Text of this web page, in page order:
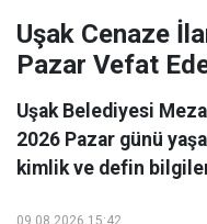
Uşak Cenaze
Pazar Vefat
Uşak Belediyesi
2026 Pazar günü
kimlik ve defin
09.08.2026 15:42